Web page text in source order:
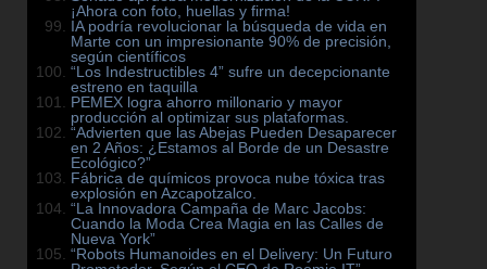
¡Ahora con foto, huellas y firma!
IA podría revolucionar la búsqueda de vida en
Marte con un impresionante 90% de precisión,
según científicos
“Los Indestructibles 4” sufre un decepcionante
estreno en taquilla
PEMEX logra ahorro millonario y mayor
producción al optimizar sus plataformas.
“Advierten que las Abejas Pueden Desaparecer
en 2 Años: ¿Estamos al Borde de un Desastre
Ecológico?”
Fábrica de químicos provoca nube tóxica tras
explosión en Azcapotzalco.
“La Innovadora Campaña de Marc Jacobs:
Cuando la Moda Crea Magia en las Calles de
Nueva York”
“Robots Humanoides en el Delivery: Un Futuro